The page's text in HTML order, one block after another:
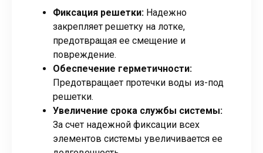
Фиксация решетки: Надежно
закрепляет решетку на лотке,
предотвращая ее смещение и
повреждение.
Обеспечение герметичности:
Предотвращает протечки воды из-под
решетки.
Увеличение срока службы системы:
За счет надежной фиксации всех
элементов системы увеличивается ее